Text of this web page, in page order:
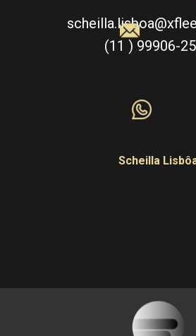
Scheilla
(11 ) 99906-